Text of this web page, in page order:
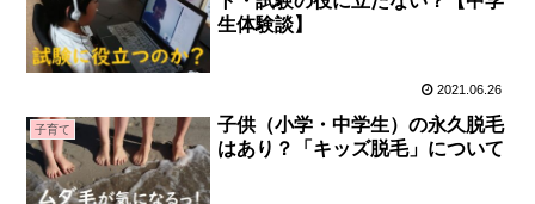
生体験談】
2021.06.26
子育て
子供（小学・中学生）の永久脱毛
はあり？「キッズ脱毛」について